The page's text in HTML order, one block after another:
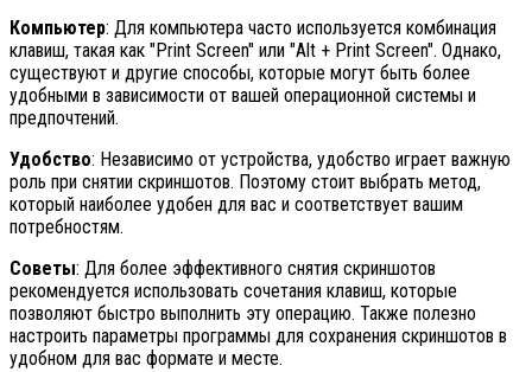
Компьютер: Для компьютера часто используется комбинация
клавиш, такая как "Print Screen" или "Alt + Print Screen". Однако,
существуют и другие способы, которые могут быть более
удобными в зависимости от вашей операционной системы и
предпочтений.
Удобство: Независимо от устройства, удобство играет важную
роль при снятии скриншотов. Поэтому стоит выбрать метод,
который наиболее удобен для вас и соответствует вашим
потребностям.
Советы: Для более эффективного снятия скриншотов
рекомендуется использовать сочетания клавиш, которые
позволяют быстро выполнить эту операцию. Также полезно
настроить параметры программы для сохранения скриншотов в
удобном для вас формате и месте.